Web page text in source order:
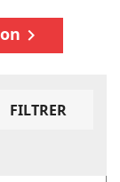

FILTRER